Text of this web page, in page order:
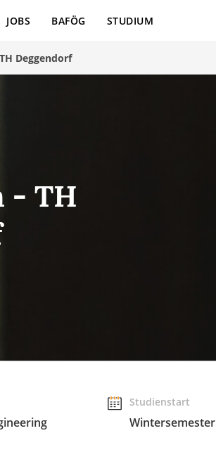
JOBS BAFÖG STUDIUM
TH Deggendorf
- TH
Studienstart
Wintersemester